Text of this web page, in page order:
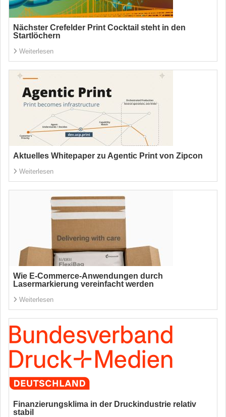
Nächster Crefelder Print Cocktail steht in den
Startlöchern
Weiterlesen
Aktuelles Whitepaper zu Agentic Print von Zipcon
Weiterlesen
Wie E-Commerce-Anwendungen durch
Lasermarkierung vereinfacht werden
Weiterlesen
Finanzierungsklima in der Druckindustrie relativ
stabil